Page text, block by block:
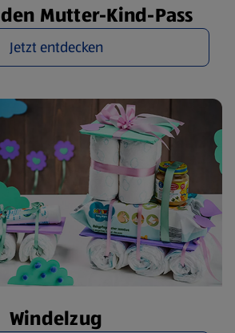
Mutter-Kind-Pass
Jetzt entdecken
Windelzug